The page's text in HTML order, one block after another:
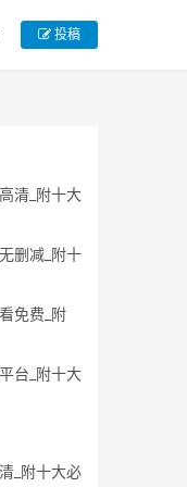
投稿
清_附十大
删减_附十
免费_附
台_附十大
_附十大必